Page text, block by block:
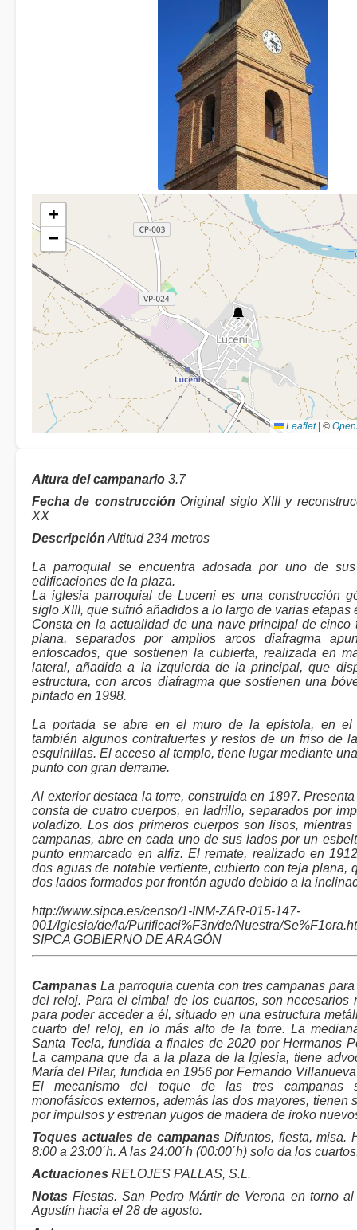
+
−
Leaflet ©
Altura del campanario 3.7
Fecha de construcción Original siglo XIII y
XX
Descripción Altitud 234 metros
La parroquial se encuentra adosada por uno de
edificaciones de la plaza.
La iglesia parroquial de Luceni es una construcción
siglo XIII, que sufrió añadidos a lo largo de varias etapas
Consta en la actualidad de una nave principal de cinco
plana, separados por amplios arcos diafragma
enfoscados, que sostienen la cubierta, realizada en
lateral, añadida a la izquierda de la principal, que
estructura, con arcos diafragma que sostienen una
pintado en 1998.
La portada se abre en el muro de la epístola, en el
también algunos contrafuertes y restos de un friso de
esquinillas. El acceso al templo, tiene lugar mediante
punto con gran derrame.
Al exterior destaca la torre, construida en 1897.
consta de cuatro cuerpos, en ladrillo, separados por
voladizo. Los dos primeros cuerpos son lisos,
campanas, abre en cada uno de sus lados por un
punto enmarcado en alfiz. El remate, realizado en
dos aguas de notable vertiente, cubierto con teja plana,
dos lados formados por frontón agudo debido a la
http://www.sipca.es/censo/1-INM-ZAR-015-147-
001/Iglesia/de/la/Purificaci%F3n/de/Nuestra/
SIPCA GOBIERNO DE ARAGÓN
Campanas La parroquia cuenta con tres campanas
del reloj. Para el cimbal de los cuartos, son necesarios
para poder acceder a él, situado en una estructura
cuarto del reloj, en lo más alto de la torre. La
Santa Tecla, fundida a finales de 2020 por Hermanos
La campana que da a la plaza de la Iglesia, tiene
María del Pilar, fundida en 1956 por Fernando
El mecanismo del toque de las tres campanas
monofásicos externos, además las dos mayores, tienen
por impulsos y estrenan yugos de madera de iroko
Toques actuales de campanas Difuntos, fiesta, misa.
8:00 a 23:00´h. A las 24:00´h (00:00´h) solo da los
Actuaciones RELOJES PALLAS, S.L.
Notas Fiestas. San Pedro Mártir de Verona en torno
Agustín hacia el 28 de agosto.